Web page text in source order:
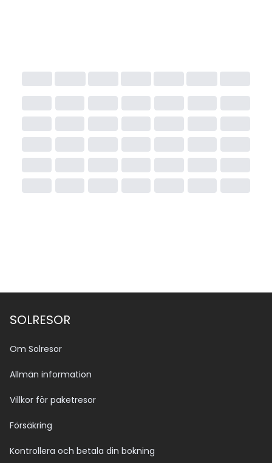
SOLRESOR
Om Solresor
Allmän information
Villkor för paketresor
Försäkring
Kontrollera och betala din bokning